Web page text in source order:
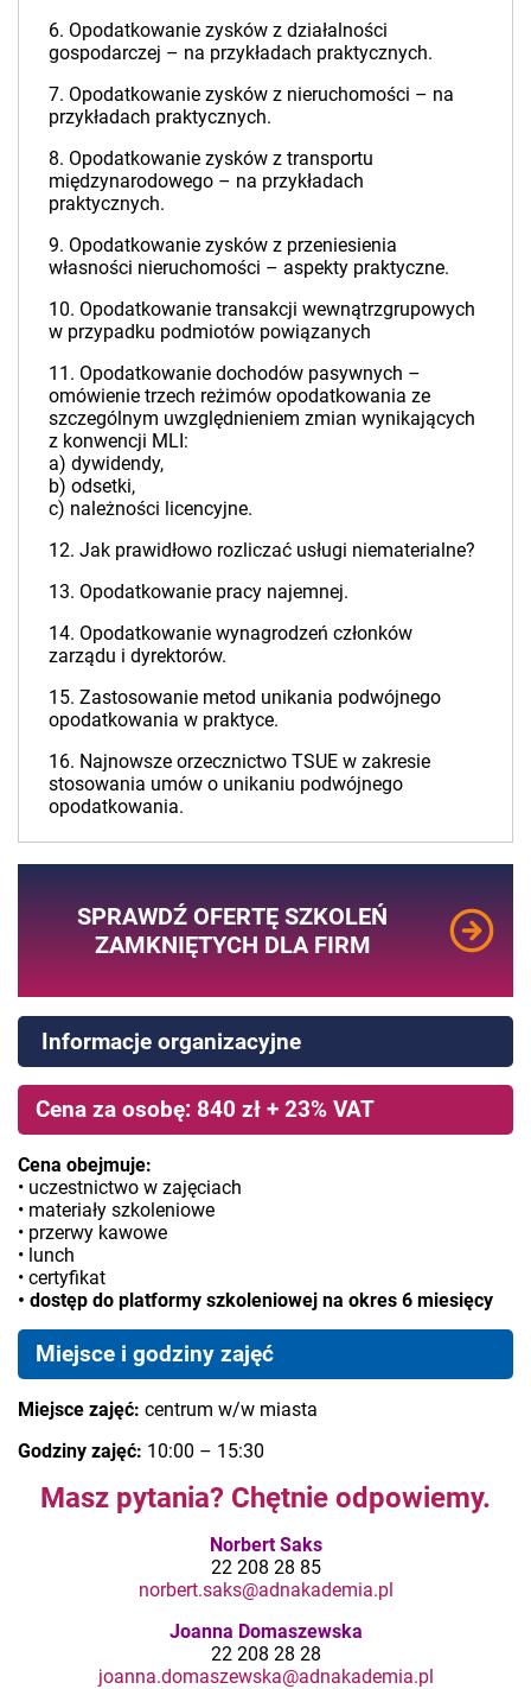
6. Opodatkowanie zysków z działalności
gospodarczej – na przykładach praktycznych.
7. Opodatkowanie zysków z nieruchomości – na
przykładach praktycznych.
8. Opodatkowanie zysków z transportu
międzynarodowego – na przykładach
praktycznych.
9. Opodatkowanie zysków z przeniesienia
własności nieruchomości – aspekty praktyczne.
10. Opodatkowanie transakcji wewnątrzgrupowych
w przypadku podmiotów powiązanych
11. Opodatkowanie dochodów pasywnych –
omówienie trzech reżimów opodatkowania ze
szczególnym uwzględnieniem zmian wynikających
z konwencji MLI:
a) dywidendy,
b) odsetki,
c) należności licencyjne.
12. Jak prawidłowo rozliczać usługi niematerialne?
13. Opodatkowanie pracy najemnej.
14. Opodatkowanie wynagrodzeń członków
zarządu i dyrektorów.
15. Zastosowanie metod unikania podwójnego
opodatkowania w praktyce.
16. Najnowsze orzecznictwo TSUE w zakresie
stosowania umów o unikaniu podwójnego
opodatkowania.
SPRAWDŹ OFERTĘ SZKOLEŃ
ZAMKNIĘTYCH DLA FIRM
Informacje organizacyjne
Cena za osobę: 840 zł + 23% VAT
Cena obejmuje:
• uczestnictwo w zajęciach
• materiały szkoleniowe
• przerwy kawowe
• lunch
• certyfikat
• dostęp do platformy szkoleniowej na okres 6 miesięcy
Miejsce i godziny zajęć
Miejsce zajęć: centrum w/w miasta
Godziny zajęć: 10:00 – 15:30
Masz pytania? Chętnie odpowiemy.
Norbert Saks
22 208 28 85
norbert.saks@adnakademia.pl
Joanna Domaszewska
22 208 28 28
joanna.domaszewska@adnakademia.pl